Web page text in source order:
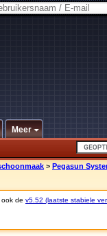
Meer
> Pegasun
de v5.52 (laatste stabiele